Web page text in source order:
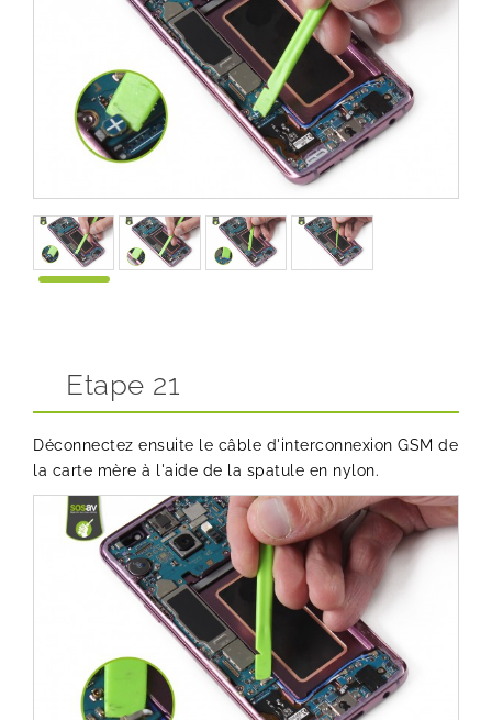
Etape 21
Déconnectez ensuite le câble d'interconnexion GSM de
la carte mère à l'aide de la spatule en nylon.